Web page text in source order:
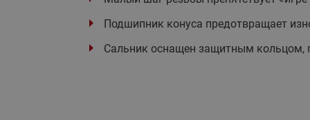
Подшипник конуса предотвращает
Сальник оснащен защитным кольцом,